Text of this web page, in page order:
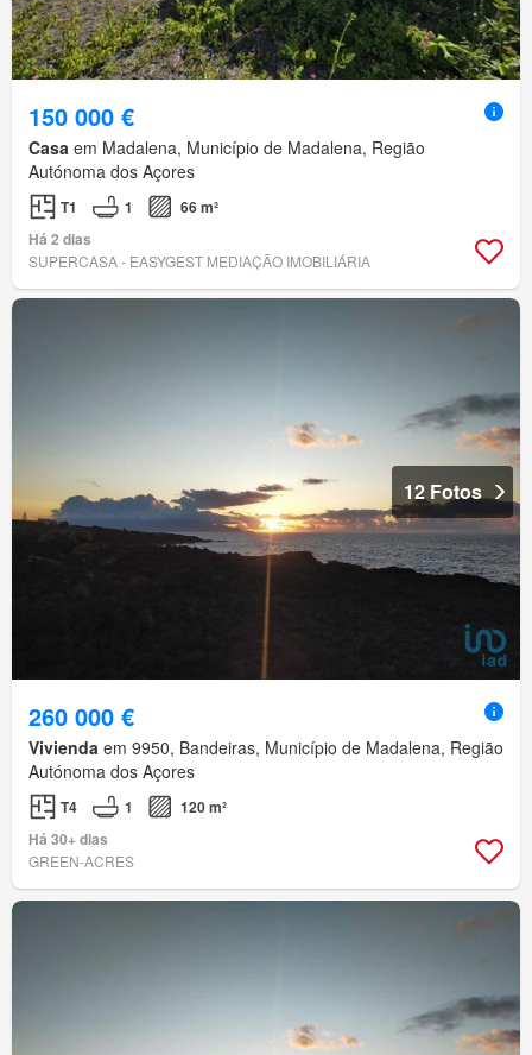
150 000 €
Casa em Madalena, Município de Madalena, Região
Autónoma dos Açores
T1 1
66 m²
Há 2 dias
SUPERCASA - EASYGEST MEDIAÇÃO IMOBILIÁRIA
12 Fotos
260 000 €
Vivienda em 9950, Bandeiras, Município de Madalena, Região
Autónoma dos Açores
T4 1
120 m²
Há 30+ dias
GREEN-ACRES